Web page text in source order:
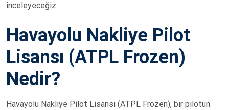
inceleyeceğiz.
Havayolu Nakliye Pilot
Lisansı (ATPL Frozen)
Nedir?
Havayolu Nakliye Pilot Lisansı (ATPL Frozen), bir pilotun